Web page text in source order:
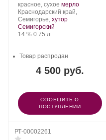
Производитель:
Имение
Сикоры.
красное, сухое .
Сорт
винограда:
мерло.
Регион:
Краснодарский край,
Семигорье, хутор
Семигорский
Крепость
14 %. Объем
0.75 л
4 500 руб.
Товар распродан
СООБЩИТЬ О
ПОСТУПЛЕНИИ
РТ-00002261